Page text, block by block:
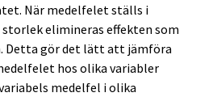
När medelfelet ställs i
elimineras effekten som
Detta gör det lätt att jämföra
hos olika variabler
medelfel i olika